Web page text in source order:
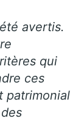
avertis.
qui
ces
patrimonial